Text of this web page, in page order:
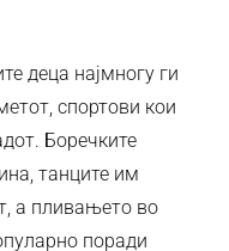
деца најмногу ги
спортови кои
Боречките
танците им
а пливањето во
поради